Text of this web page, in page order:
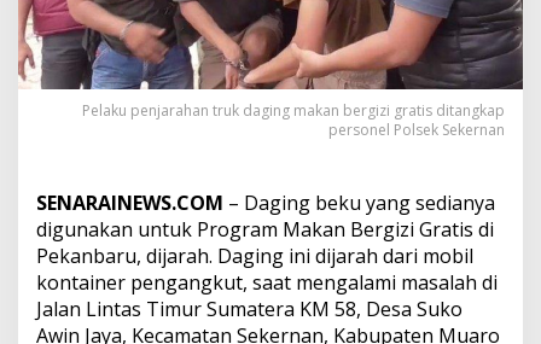
g
a
m
M
a
B
e
r
g
i
z
i
Pelaku penjarahan truk daging makan bergizi gratis ditangkap
personel Polsek Sekernan
SENARAINEWS.COM – Daging beku yang sedianya
digunakan untuk Program Makan Bergizi Gratis di
Pekanbaru, dijarah. Daging ini dijarah dari mobil
kontainer pengangkut, saat mengalami masalah di
Jalan Lintas Timur Sumatera KM 58, Desa Suko
Awin Jaya, Kecamatan Sekernan, Kabupaten Muaro